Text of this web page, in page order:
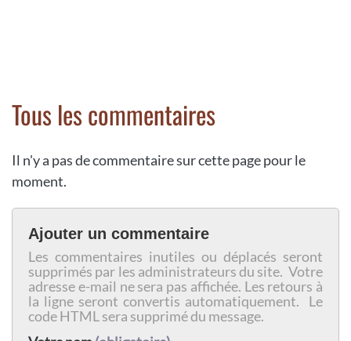
Tous les commentaires
Il n'y a pas de commentaire sur cette page pour le
moment.
Ajouter un commentaire
Les commentaires inutiles ou déplacés seront
supprimés par les administrateurs du site. Votre
adresse e-mail ne sera pas affichée. Les retours à
la ligne seront convertis automatiquement. Le
code HTML sera supprimé du message.